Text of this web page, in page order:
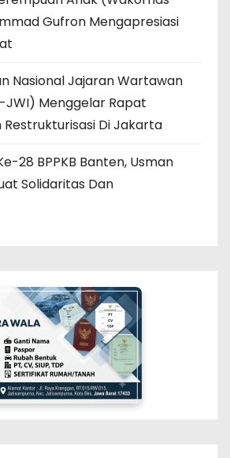
Gufron Mengapresiasi
Nasional Jajaran Wartawan
JWI) Menggelar Rapat
Restrukturisasi Di Jakarta
28 BPPKB Banten, Usman
Solidaritas Dan